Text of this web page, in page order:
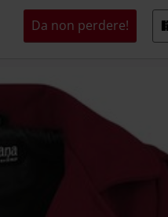
Da non perdere!